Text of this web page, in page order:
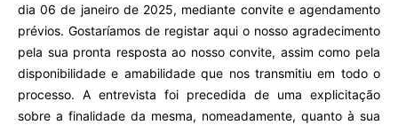
dia 06 de janeiro de 2025, mediante convite e agendamento
prévios. Gostaríamos de registar aqui o nosso agradecimento
pela sua pronta resposta ao nosso convite, assim como pela
disponibilidade e amabilidade que nos transmitiu em todo o
processo. A entrevista foi precedida de uma explicitação
sobre a finalidade da mesma, nomeadamente, quanto à sua